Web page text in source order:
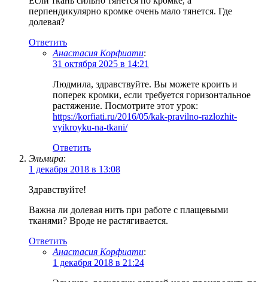
перпендикулярно кромке очень мало тянется. Где
долевая?
Ответить
Анастасия Корфиати:
31 октября 2025 в 14:21
Людмила, здравствуйте. Вы можете кроить и
поперек кромки, если требуется горизонтальное
растяжение. Посмотрите этот урок:
https://korfiati.ru/2016/05/kak-pravilno-razlozhit-
vyikroyku-na-tkani/
Ответить
Эльмира:
1 декабря 2018 в 13:08
Здравствуйте!
Важна ли долевая нить при работе с плащевыми
тканями? Вроде не растягивается.
Ответить
Анастасия Корфиати:
1 декабря 2018 в 21:24